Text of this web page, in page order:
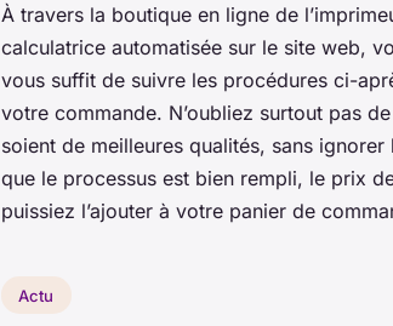
À travers la boutique en ligne de
calculatrice automatisée sur le site web,
vous suffit de suivre les procédures ci-
votre commande. N’oubliez surtout pas
soient de meilleures qualités, sans
que le processus est bien rempli, le prix
puissiez l’ajouter à votre panier de
Actu